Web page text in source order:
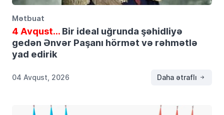
Mətbuat
4 Avqust…Bir ideal uğrunda şəhidliyə
gedən Ənvər Paşanı hörmət və rəhmətlə
yad edirik
04 Avqust, 2026 Daha ətraflı